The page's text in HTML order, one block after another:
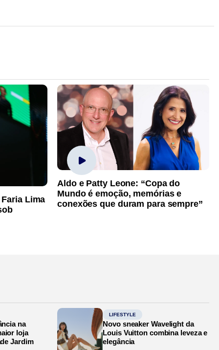
Lima
Aldo e Patty Leone: “Copa do
Mundo é emoção, memórias e
conexões que duram para sempre”
na
loja
Jardim
LIFESTYLE
Novo sneaker Wavelight da
Louis Vuitton combina leveza e
elegância